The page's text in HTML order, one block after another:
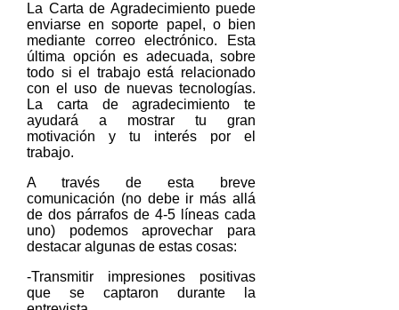
La Carta de Agradecimiento puede
enviarse en soporte papel, o bien
mediante correo electrónico. Esta
última opción es adecuada, sobre
todo si el trabajo está relacionado
con el uso de nuevas tecnologías.
La carta de agradecimiento te
ayudará a mostrar tu gran
motivación y tu interés por el
trabajo.
A través de esta breve
comunicación (no debe ir más allá
de dos párrafos de 4-5 líneas cada
uno) podemos aprovechar para
destacar algunas de estas cosas:
-Transmitir impresiones positivas
que se captaron durante la